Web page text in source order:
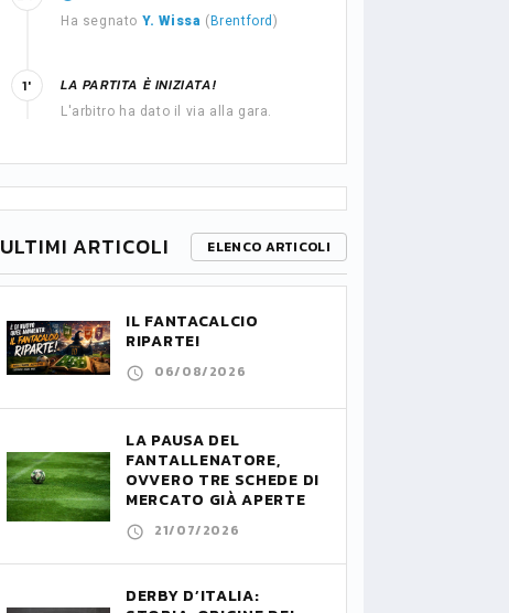
Ha segnato Y. Wissa ( Brentford)
LA PARTITA È INIZIATA!
L'arbitro ha dato il via alla gara.
1'
ULTIMI ARTICOLI ELENCO ARTICOLI
IL FANTACALCIO
RIPARTE!
06/08/2026
LA PAUSA DEL
FANTALLENATORE,
OVVERO TRE SCHEDE DI
MERCATO GIÀ APERTE
21/07/2026
DERBY D’ITALIA: